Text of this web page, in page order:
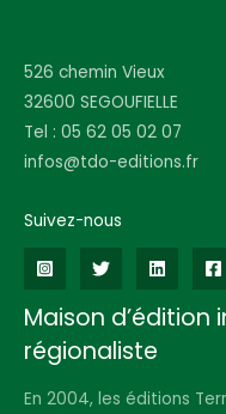
526 chemin Vieux
32600 SEGOUFIELLE
Tel : 05 62 05 02 07
infos@tdo-editions.fr
Suivez-nous
Maison
régionaliste
En 2004, les éditions